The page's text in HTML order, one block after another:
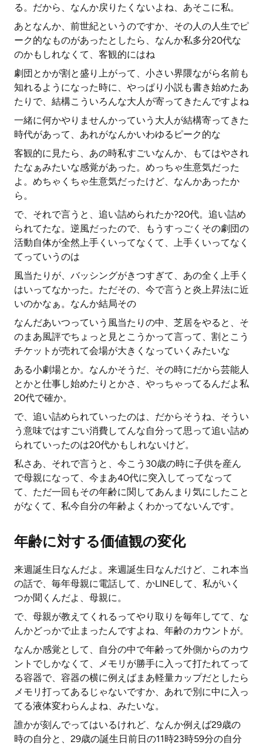
る。だから、なんか戻りたくないよね、あそこに私。
あとなんか、前世紀というのですか、その人の人生でピ
ーク的なものがあったとしたら、なんか私多分20代な
のかもしれなくて、客観的にはね
劇団とかが割と盛り上がって、小さい界隈ながら名前も
知れるようになった時に、やっぱり小説も書き始めたあ
たりで、結構こういろんな大人が寄ってきたんですよね
一緒に何かやりませんかっていう大人が結構寄ってきた
時代があって、あれがなんかいわゆるピーク的な
客観的に見たら、あの時私すごいなんか、もてはやされ
たなぁみたいな感覚があった。めっちゃ生意気だった
よ。めちゃくちゃ生意気だったけど、なんかあったか
ら。
で、それで言うと、追い詰められたか?20代。追い詰め
られてたな。逆風だったので、もうすっごくその劇団の
活動自体が全然上手くいってなくて、上手くいってなく
てっていうのは
風当たりが、バッシングがきつすぎて、あの全く上手く
はいってなかった。ただその、今で言うと炎上昇法に近
いのかなぁ。なんか結局その
なんだあいつっていう風当たりの中、芝居をやると、そ
のまあ風評でちょっと見とこうかって言って、割とこう
チケットが売れて会場が大きくなっていくみたいな
ある小劇場とか。なんかそうだ、その時にだから芸能人
とかと仕事し始めたりとかさ、やっちゃってるんだよ私
20代で確か。
で、追い詰められていったのは、だからそうね、そうい
う意味ではすごい消費してんな自分って思って追い詰め
られていったのは20代かもしれないけど。
私さあ、それで言うと、今こう30歳の時に子供を産ん
で母親になって、今まあ40代に突入してってなって
て、ただ一回もその年齢に関してあんまり気にしたこと
がなくて、私今自分の年齢よくわかってないんです。
年齢に対する価値観の変化
来週誕生日なんだよ。来週誕生日なんだけど、これ本当
の話で、毎年母親に電話して、かLINEして、私がいく
つか聞くんだよ、母親に。
で、母親が教えてくれるってやり取りを毎年してて、な
んかどっかで止まったんですよね、年齢のカウントが。
なんか感覚として、自分の中で年齢って外側からのカウ
ントでしかなくて、メモリが勝手に入って打たれてって
る容器で、容器の横に例えばまあ軽量カップだとしたら
メモリ打ってあるじゃないですか、あれで別に中に入っ
てる液体変わらんよね、みたいな。
誰かが刻んでってはいるけれど、なんか例えば29歳の
時の自分と、29歳の誕生日前日の11時23時59分の自分